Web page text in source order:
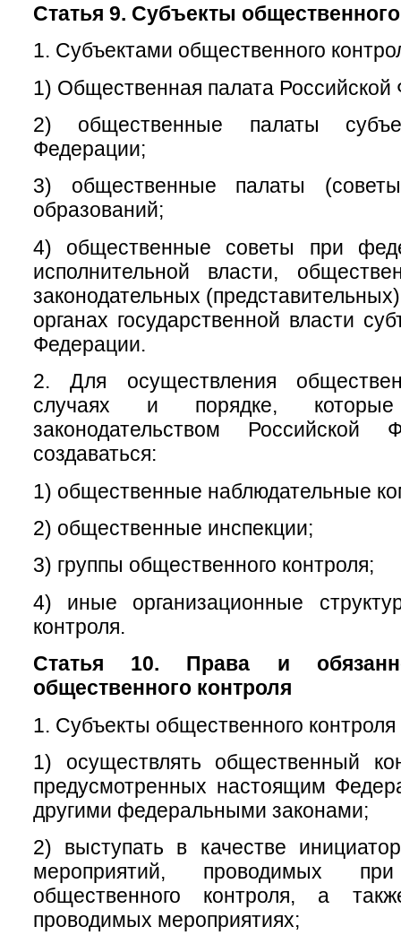
Статья 9. Субъекты
1. Субъектами общественного
1) Общественная палата Российской
2) общественные палаты
Федерации;
3) общественные палаты
образований;
4) общественные советы при
исполнительной власти,
законодательных
органах государственной власти
Федерации.
2. Для осуществления
случаях и порядке, которые
законодательством Российской
создаваться:
1) общественные наблюдательные
2) общественные инспекции;
3) группы общественного контроля;
4) иные организационные
контроля.
Статья 10. Права и
общественного контроля
1. Субъекты общественного контроля
1) осуществлять общественный
предусмотренных настоящим
другими федеральными законами;
2) выступать в качестве
мероприятий, проводимых при
общественного контроля, а
проводимых мероприятиях;